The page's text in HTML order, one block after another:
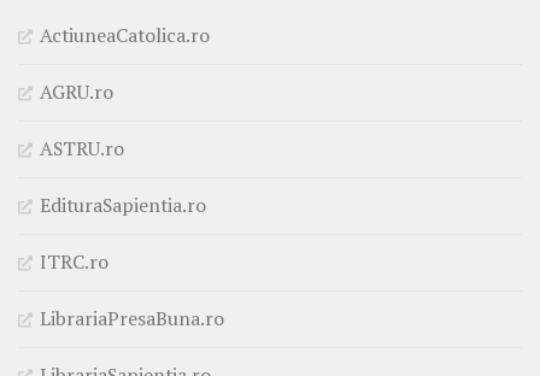
ActiuneaCatolica.ro
AGRU.ro
ASTRU.ro
EdituraSapientia.ro
ITRC.ro
LibrariaPresaBuna.ro